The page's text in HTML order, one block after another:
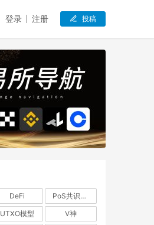
登录 注册 投稿
DeFi
PoS共识机制
UTXO模型
V神